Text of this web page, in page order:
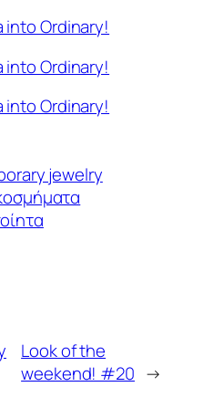
jewelry
Look of the
weekend! #20 →